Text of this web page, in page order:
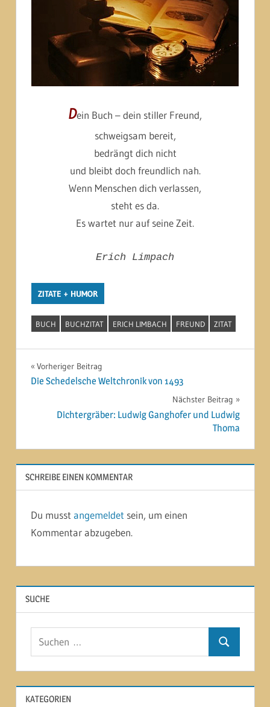
Dein Buch – dein stiller Freund,
schweigsam bereit,
bedrängt dich nicht
und bleibt doch freundlich nah.
Wenn Menschen dich verlassen,
steht es da.
Es wartet nur auf seine Zeit.
Erich Limpach
ZITATE + HUMOR
BUCH BUCHZITAT ERICH LIMBACH FREUND ZITAT
Beitragsnavigation
Vorheriger Beitrag
Die Schedelsche Weltchronik von 1493
Nächster Beitrag
Dichtergräber: Ludwig Ganghofer und Ludwig
Thoma
SCHREIBE EINEN KOMMENTAR
Du musst angemeldet sein, um einen
Kommentar abzugeben.
SUCHE
Suchen
KATEGORIEN